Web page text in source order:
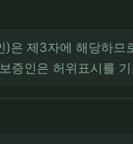
)은 제3자에 해당하므
증인은 허위표시를